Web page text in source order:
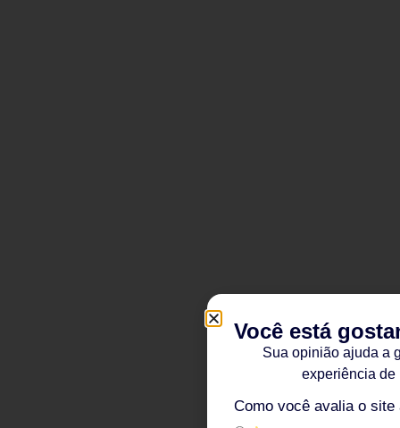
Você está
Sua opinião ajuda a
experiência de
Como você avalia o site